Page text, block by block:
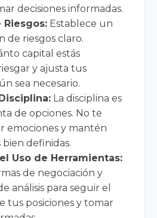
decisiones informadas.
Riesgos: Establece un
de riesgos claro.
capital estás
y ajusta tus
sea necesario.
La disciplina es
de opciones. No te
emociones y mantén
definidas.
Uso de Herramientas:
de negociación y
análisis para seguir el
tus posiciones y tomar